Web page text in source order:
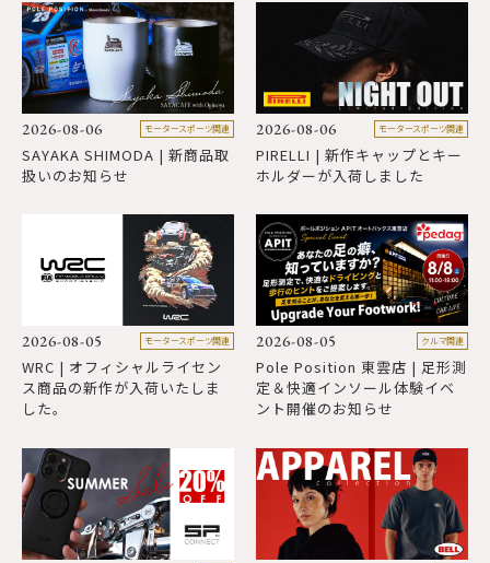
2026-08-06 モータースポーツ関連
SAYAKA SHIMODA | 新商品取
扱いのお知らせ
2026-08-06 モータースポーツ関連
PIRELLI | 新作キャップとキー
ホルダーが入荷しました
2026-08-05 モータースポーツ関連
WRC | オフィシャルライセン
ス商品の新作が入荷いたしま
した。
2026-08-05 クルマ関連
Pole Position 東雲店 | 足形測
定＆快適インソール体験イベ
ント開催のお知らせ